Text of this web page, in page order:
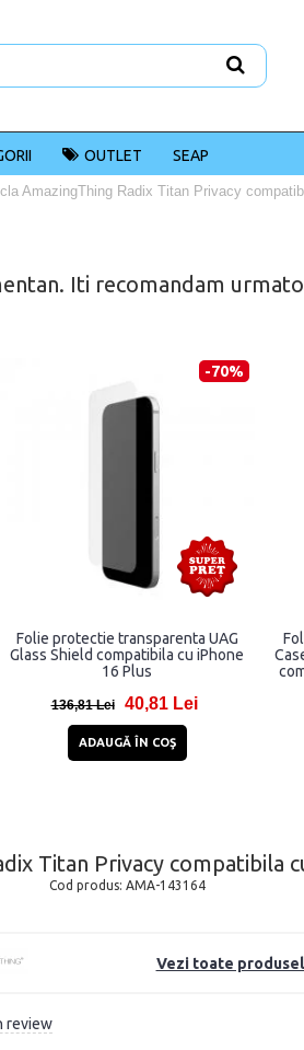
OUTLET SEAP
AmazingThing Radix Titan Privacy
Iti recomandam
-70%
Folie protectie transparenta UAG
Glass Shield compatibila cu iPhone
16 Plus
136,81 Lei 40,81 Lei
ADAUGĂ ÎN COŞ
Titan Privacy compatibila
Cod produs: AMA-143164
Vezi toate
review